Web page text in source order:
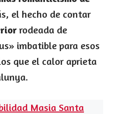
el hecho de contar
rodeada de
imbatible para esos
que el calor aprieta
Masia Santa